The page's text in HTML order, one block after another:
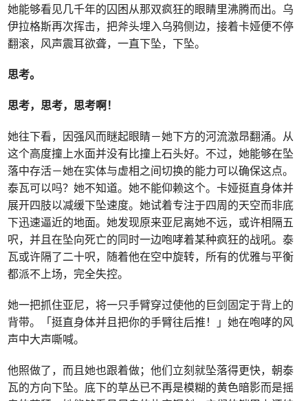
她能够看见几千年的囚困从那双疯狂的眼睛里沸腾而出。乌
伊拉格斯再次挥击，把斧头埋入乌鸦侧边，接着卡娅便不停
翻滚，风声震耳欲聋，一直下坠，下坠。
思考。
思考，思考，思考啊！
她往下看，因强风而瞇起眼睛－她下方的河流激昂翻涌。从
这个高度撞上水面并没有比撞上石头好。不过，她能够在坠
落中存活－她在实体与虚相之间切换的能力可以确保这点。
泰瓦可以吗？她不知道。她不能仰赖这个。卡娅挺直身体并
展开四肢以减缓下坠速度。她试着专注于四周的天空而非底
下迅速逼近的地面。她发现原来亚尼离她不远，或许相隔五
呎，并且在坠向死亡的同时一边咆哮着某种疯狂的战吼。泰
瓦或许隔了二十呎，随着他在空中旋转，所有的优雅与平衡
都派不上场，完全失控。
她一把抓住亚尼，将一只手臂穿过使他的巨剑固定于背上的
背带。「挺直身体并且把你的手臂往后推！」她在咆哮的风
声中大声嘶喊。
他照做了，而且她也跟着做；他们立刻就坠落得更快，朝泰
瓦的方向下坠。底下的草丛已不再是模糊的黄色暗影而是摇